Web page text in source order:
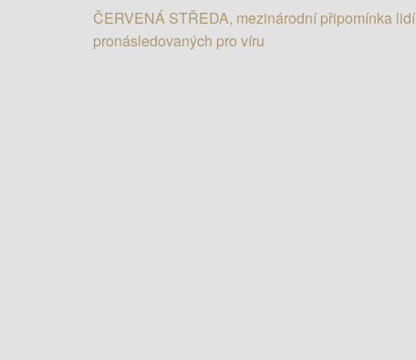
N
a
ČERVENÁ STŘEDA, mezinárodní připomínka lidí
pronásledovaných pro víru